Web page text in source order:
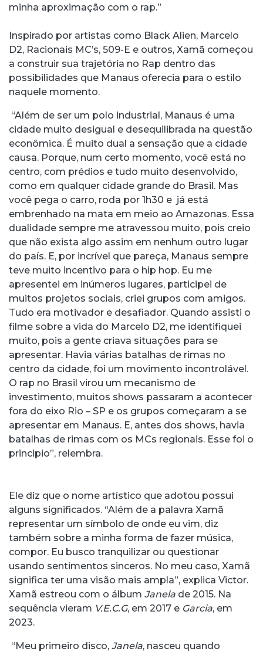
minha aproximação com o rap.”
Inspirado por artistas como Black Alien, Marcelo
D2, Racionais MC’s, 509-E e outros, Xamã começou
a construir sua trajetória no Rap dentro das
possibilidades que Manaus oferecia para o estilo
naquele momento.
“Além de ser um polo industrial, Manaus é uma
cidade muito desigual e desequilibrada na questão
econômica. É muito dual a sensação que a cidade
causa. Porque, num certo momento, você está no
centro, com prédios e tudo muito desenvolvido,
como em qualquer cidade grande do Brasil. Mas
você pega o carro, roda por 1h30 e já está
embrenhado na mata em meio ao Amazonas. Essa
dualidade sempre me atravessou muito, pois creio
que não exista algo assim em nenhum outro lugar
do país. E, por incrível que pareça, Manaus sempre
teve muito incentivo para o hip hop. Eu me
apresentei em inúmeros lugares, participei de
muitos projetos sociais, criei grupos com amigos.
Tudo era motivador e desafiador. Quando assisti o
filme sobre a vida do Marcelo D2, me identifiquei
muito, pois a gente criava situações para se
apresentar. Havia várias batalhas de rimas no
centro da cidade, foi um movimento incontrolável.
O rap no Brasil virou um mecanismo de
investimento, muitos shows passaram a acontecer
fora do eixo Rio – SP e os grupos começaram a se
apresentar em Manaus. E, antes dos shows, havia
batalhas de rimas com os MCs regionais. Esse foi o
principio”, relembra.
Ele diz que o nome artístico que adotou possui
alguns significados. “Além de a palavra Xamã
representar um símbolo de onde eu vim, diz
também sobre a minha forma de fazer música,
compor. Eu busco tranquilizar ou questionar
usando sentimentos sinceros. No meu caso, Xamã
significa ter uma visão mais ampla”, explica Victor.
Xamã estreou com o álbum Janela de 2015. Na
sequência vieram V.E.C.G, em 2017 e Garcia, em
2023.
“Meu primeiro disco, Janela, nasceu quando